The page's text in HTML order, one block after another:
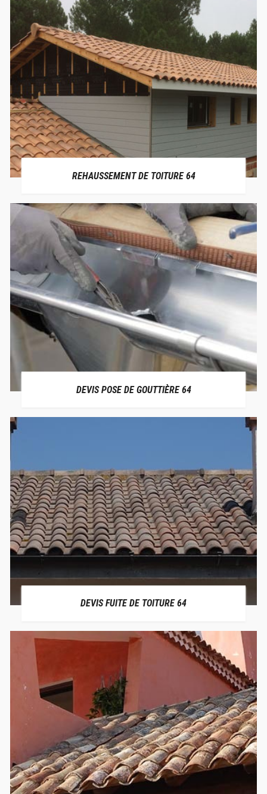
REHAUSSEMENT DE TOITURE 64
DEVIS POSE DE GOUTTIÈRE 64
DEVIS FUITE DE TOITURE 64